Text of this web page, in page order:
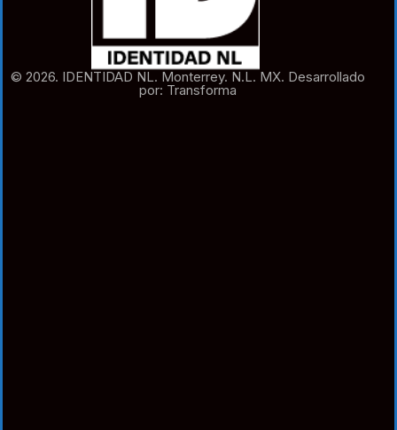
© 2026. IDENTIDAD NL. Monterrey. N.L. MX. Desarrollado
por: Transforma